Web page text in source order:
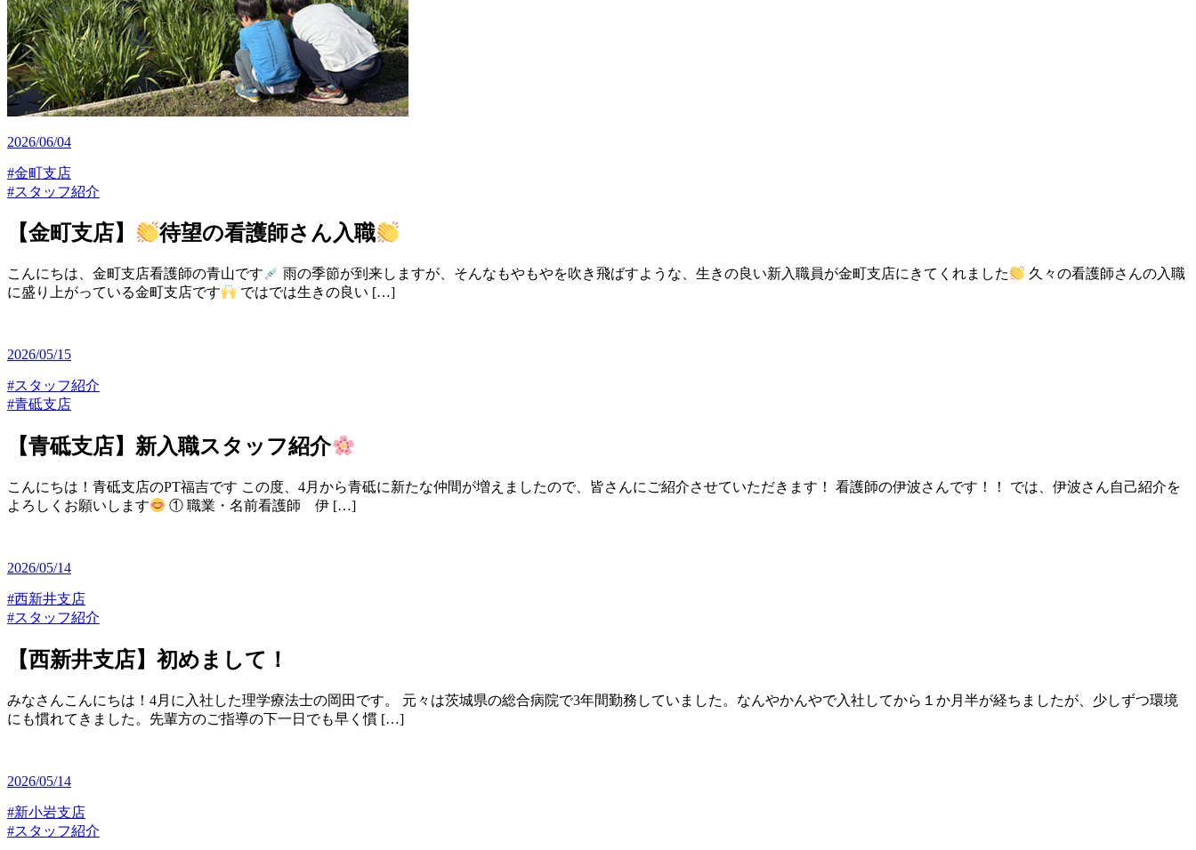
2026/06/04
#金町支店
#スタッフ紹介
【金町支店】 待望の看護師さん入職
こんにちは、金町支店看護師の青山です 雨の季節が到来しますが、そんなもやもやを吹き飛ばすような、生きの良い新入職員が金町支店にきてくれました
久々の看護師さんの入職
に盛り上がっている金町支店です
ではでは生きの良い […]
2026/05/15
#スタッフ紹介
#青砥支店
【青砥支店】新入職スタッフ紹介
こんにちは！青砥支店のPT福吉です この度、4月から青砥に新たな仲間が増えましたので、皆さんにご紹介させていただきます！ 看護師の伊波さんです！！ では、伊波さん自己紹介を
よろしくお願いします
① 職業・名前看護師 伊 […]
2026/05/14
#西新井支店
#スタッフ紹介
【西新井支店】初めまして！
みなさんこんにちは！4月に入社した理学療法士の岡田です。 元々は茨城県の総合病院で3年間勤務していました。なんやかんやで入社してから１か月半が経ちましたが、少しずつ環境
にも慣れてきました。先輩方のご指導の下一日でも早く慣 […]
2026/05/14
#新小岩支店
#スタッフ紹介